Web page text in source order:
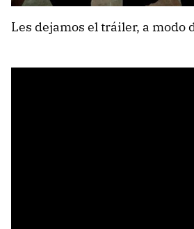
Les dejamos el tráiler, a modo